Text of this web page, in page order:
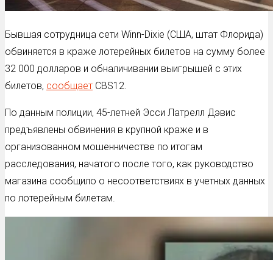
Бывшая сотрудница сети Winn-Dixie (США, штат Флорида)
обвиняется в краже лотерейных билетов на сумму более
32 000 долларов и обналичивании выигрышей с этих
билетов, сообщает CBS12.
По данным полиции, 45-летней Эсси Латрелл Дэвис
предъявлены обвинения в крупной краже и в
организованном мошенничестве по итогам
расследования, начатого после того, как руководство
магазина сообщило о несоответствиях в учетных данных
по лотерейным билетам.